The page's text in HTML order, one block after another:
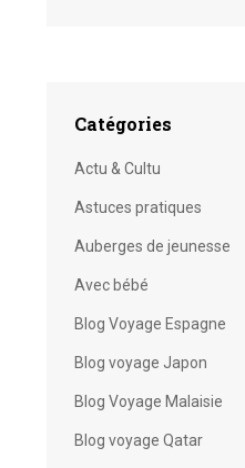
Catégories
Actu & Cultu
Astuces pratiques
Auberges de jeunesse
Avec bébé
Blog Voyage Espagne
Blog voyage Japon
Blog Voyage Malaisie
Blog voyage Qatar